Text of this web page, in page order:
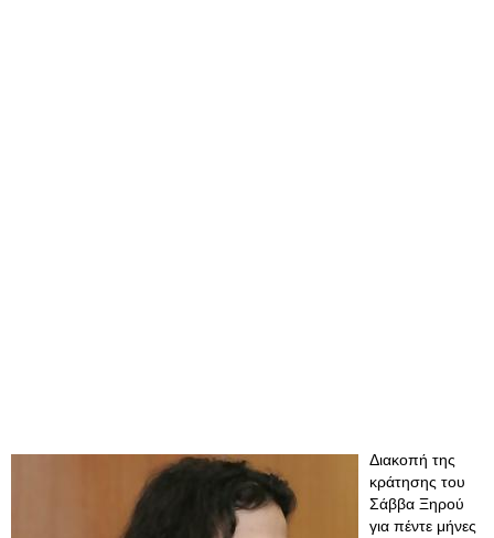
Διακοπή της
κράτησης του
Σάββα Ξηρού
για πέντε μήνες